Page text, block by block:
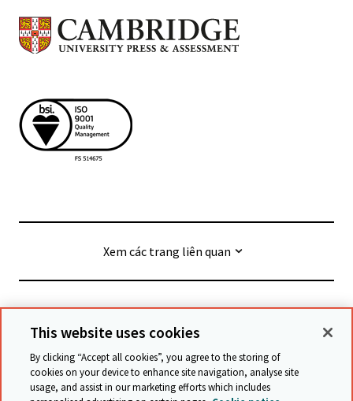
Xem các trang liên quan
© Cambridge University Press & Assessment
Điều khoản và Điều kiện
Bảo vệ dữ liệu
This website uses cookies
By clicking “Accept all cookies”, you agree to the storing of
cookies on your device to enhance site navigation, analyse site
usage, and assist in our marketing efforts which includes